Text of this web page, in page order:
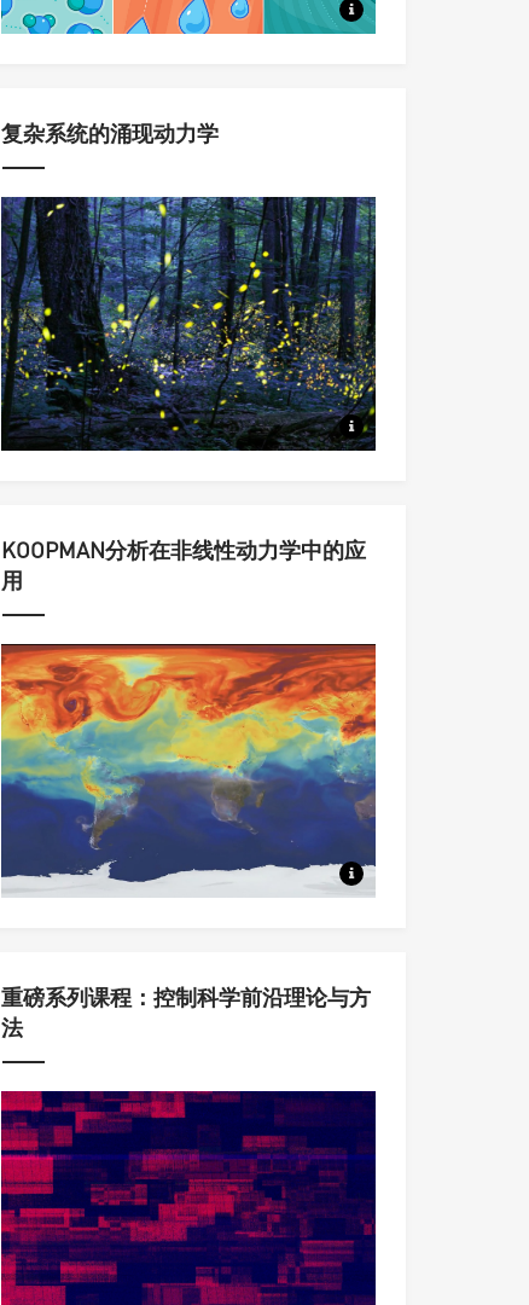
本系列课程，将系统讲述重整
复杂系统的涌现动力学
从同步到集群，从动力系统到
KOOPMAN分析在非线性动力学中的应
用
本系列课程中，将从Koopman
重磅系列课程：控制科学前沿理论与方
法